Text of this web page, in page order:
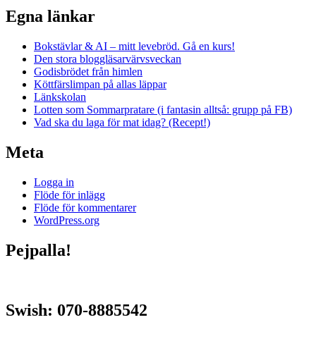
Egna länkar
Bokstävlar & AI – mitt levebröd. Gå en kurs!
Den stora bloggläsarvärvsveckan
Godisbrödet från himlen
Köttfärslimpan på allas läppar
Länkskolan
Lotten som Sommarpratare (i fantasin alltså: grupp på FB)
Vad ska du laga för mat idag? (Recept!)
Meta
Logga in
Flöde för inlägg
Flöde för kommentarer
WordPress.org
Pejpalla!
Swish: 070-8885542